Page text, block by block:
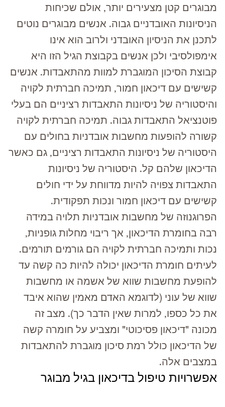
מבוגרים קטן מצעירים יותר, אולם שכיחות
הניסיונות האובדניים גבוה. אנשים מבוגרים נוטים
לתכנן את הניסיון האובדני ולרוב הוא אינו
אימפולסיבי ולכן אנשים בקבוצת הגיל הזו היא
קבוצת הסיכון המוגברת למוות מהתאבדות. אנשים
קשישים עם דיכאון חמור, תמיכה חברתית לקויה
והיסטוריה של ניסיונות התאבדות רציניים הם בעלי
פוטנציאל התאבדות גבוה. תמיכה חברתית לקויה
קשורה להופעות מחשבות אובדניות בחולים עם
היסטוריה של ניסיונות התאבדות רציניים, גם כאשר
הדיכאון שלהם קל. היסטוריה של ניסיונות
התאבדות צפויה להיות מדווחת על ידי חולים
קשישים עם דיכאון חמור ונכות תפקודית.
הפרוגנוזה של מחשבות אובדניות תלויה במידה
רבה בחומרת הדיכאון, אך ריבוי מחלות גופניות,
נכות ותמיכה חברתית לקויה הם גורמים תורמים.
לעיתים חומרת הדיכאון יכולה להיות כה קשה עד
להופעת מחשבות שווא של אשמה או מחשבות
שווא של עוני (לדוגמא האדם מאמין שהוא איבד
את כל כספו, למרות שאין הדבר כך). מצב זה
מכונה "דיכאון פסיכוטי" ומצביע על חומרה קשה
של הדיכאון כולל רמת סיכון מוגברת להתאבדות
במצבים אלה.
אפשרויות טיפול בדיכאון בגיל מבוגר